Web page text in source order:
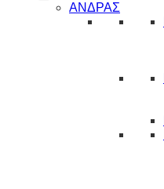
ΑΝΔΡΑΣ